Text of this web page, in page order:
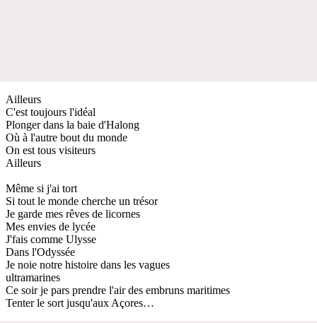
Ailleurs
C'est toujours l'idéal
Plonger dans la baie d'Halong
Où à l'autre bout du monde
On est tous visiteurs
Ailleurs
Même si j'ai tort
Si tout le monde cherche un trésor
Je garde mes rêves de licornes
Mes envies de lycée
J'fais comme Ulysse
Dans l'Odyssée
Je noie notre histoire dans les vagues
ultramarines
Ce soir je pars prendre l'air des embruns maritimes
Tenter le sort jusqu'aux Açores…